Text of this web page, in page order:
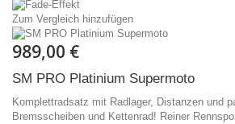
Zum Vergleich hinzufügen
989,00 €
SM PRO Platinium Supermoto
Komplettradsatz mit Radlager, Distanzen und
Bremsscheiben und Kettenrad! Reiner